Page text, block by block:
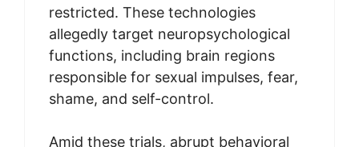
restricted. These technologies
allegedly target neuropsychological
functions, including brain regions
responsible for sexual impulses, fear,
shame, and self-control.
Amid these trials, abrupt behavioral